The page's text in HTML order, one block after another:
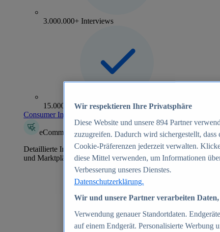
3.000.000+ Interviews
15.000+ Marken
Consumer Insights entdecken
eCommerce Insights
Detaillierte Informationen zu mehr als 39.000 Online-Shops
und Marktplätzen
Wir respektieren Ihre Privatsphäre
Diese Website und unsere 894 Partner
zuzugreifen. Dadurch wird sichergestellt,
Cookie-Präferenzen jederzeit verwalten.
diese Mittel verwenden, um Informationen
Verbesserung unseres Dienstes.
Datenschutzerklärung.
Wir und unsere Partner verarbeiten
Verwendung genauer Standortdaten.
auf einem Endgerät. Personalisierte Werbung